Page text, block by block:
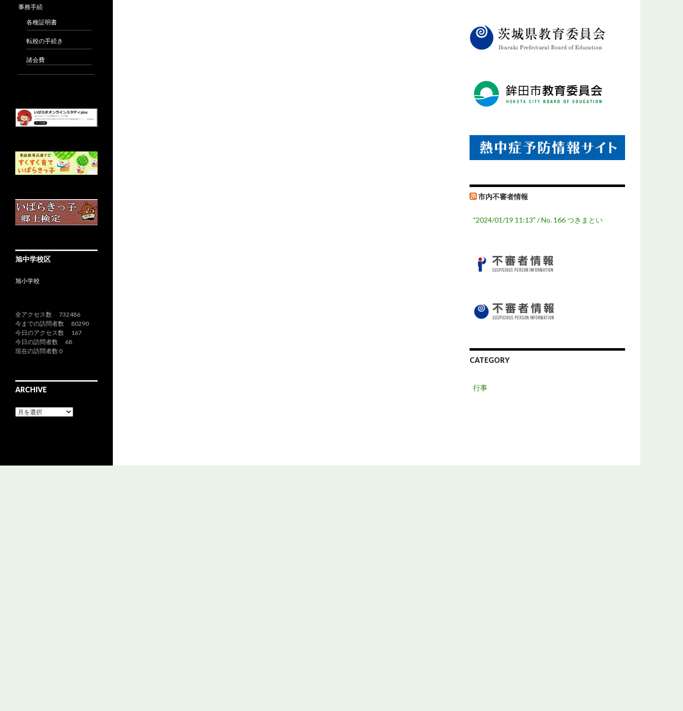
市内不審者情報
"2024/01/19 11:13" / No. 166 つきまとい
CATEGORY
行事
事務手続
各種証明書
転校の手続き
諸会費
旭中学校区
旭小学校
全アクセス数 732486
今までの訪問者数 80290
今日のアクセス数 167
今日の訪問者数 68
現在の訪問者数 0
ARCHIVE
e